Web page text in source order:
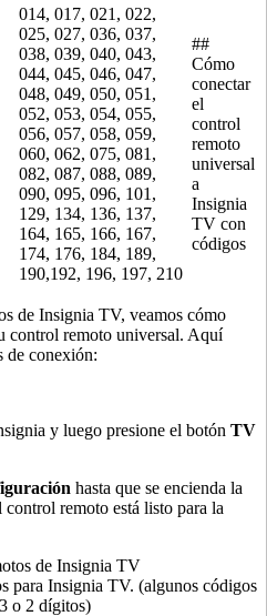
014, 017, 021, 022,
025, 027, 036, 037,
038, 039, 040, 043,
044, 045, 046, 047,
048, 049, 050, 051,
052, 053, 054, 055,
056, 057, 058, 059,
060, 062, 075, 081,
082, 087, 088, 089,
090, 095, 096, 101,
129, 134, 136, 137,
164, 165, 166, 167,
174, 176, 184, 189,
190,192, 196, 197, 210
##
Cómo
conectar
el
control
remoto
universal
a
Insignia
TV con
códigos
de Insignia TV, veamos cómo
control remoto universal. Aquí
de conexión:
y luego presione el botón TV
hasta que se encienda la
remoto está listo para la
de Insignia TV
para Insignia TV. (algunos códigos
o 2 dígitos)